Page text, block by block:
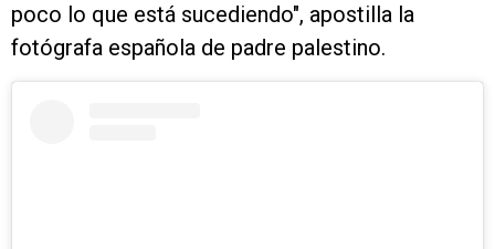
poco lo que está sucediendo", apostilla la
fotógrafa española de padre palestino.